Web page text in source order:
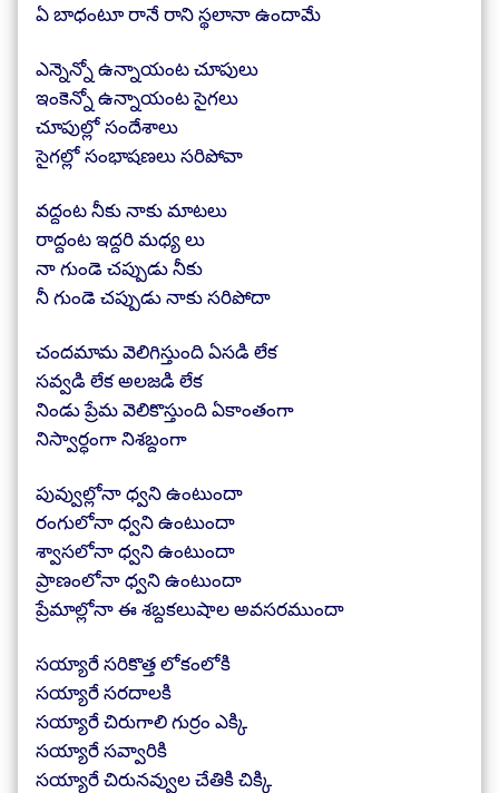
ఏ బాధంటూ రానే రాని స్థలానా ఉందామే
ఎన్నెన్నో ఉన్నాయంట చూపులు
ఇంకెన్నో ఉన్నాయంట సైగలు
చూపుల్లో సందేశాలు
సైగల్లో సంభాషణలు సరిపోవా
వద్దంట నీకు నాకు మాటలు
రాద్దంట ఇద్దరి మధ్య లు
నా గుండె చప్పుడు నీకు
నీ గుండె చప్పుడు నాకు సరిపోదా
చందమామ వెలిగిస్తుంది ఏసడి లేక
సవ్వడి లేక అలజడి లేక
నిండు ప్రేమ వెలికొస్తుంది ఏకాంతంగా
నిస్వార్ధంగా నిశబ్దంగా
పువ్వుల్లోనా ధ్వని ఉంటుందా
రంగులోనా ధ్వని ఉంటుందా
శ్వాసలోనా ధ్వని ఉంటుందా
ప్రాణంలోనా ధ్వని ఉంటుందా
ప్రేమాల్లోనా ఈ శబ్దకలుషాల అవసరముందా
సయ్యారే సరికొత్త లోకంలోకి
సయ్యారే సరదాలకి
సయ్యారే చిరుగాలి గుర్రం ఎక్కి
సయ్యారే సవ్వారికి
సయ్యారే చిరునవ్వుల చేతికి చిక్కి